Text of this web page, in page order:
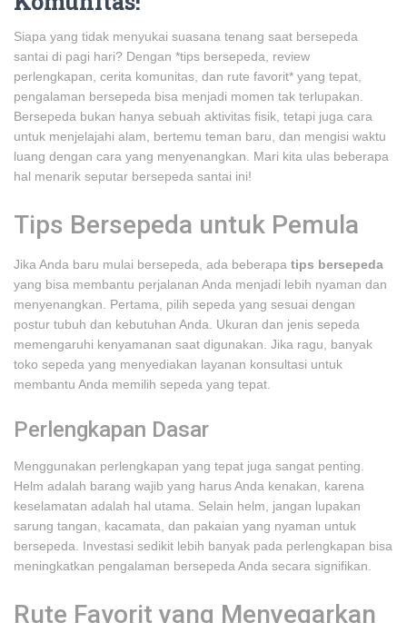
Siapa yang tidak menyukai suasana tenang saat bersepeda
santai di pagi hari? Dengan *tips bersepeda, review
perlengkapan, cerita komunitas, dan rute favorit* yang tepat,
pengalaman bersepeda bisa menjadi momen tak terlupakan.
Bersepeda bukan hanya sebuah aktivitas fisik, tetapi juga cara
untuk menjelajahi alam, bertemu teman baru, dan mengisi waktu
luang dengan cara yang menyenangkan. Mari kita ulas beberapa
hal menarik seputar bersepeda santai ini!
Tips Bersepeda untuk Pemula
Jika Anda baru mulai bersepeda, ada beberapa tips bersepeda
yang bisa membantu perjalanan Anda menjadi lebih nyaman dan
menyenangkan. Pertama, pilih sepeda yang sesuai dengan
postur tubuh dan kebutuhan Anda. Ukuran dan jenis sepeda
memengaruhi kenyamanan saat digunakan. Jika ragu, banyak
toko sepeda yang menyediakan layanan konsultasi untuk
membantu Anda memilih sepeda yang tepat.
Perlengkapan Dasar
Menggunakan perlengkapan yang tepat juga sangat penting.
Helm adalah barang wajib yang harus Anda kenakan, karena
keselamatan adalah hal utama. Selain helm, jangan lupakan
sarung tangan, kacamata, dan pakaian yang nyaman untuk
bersepeda. Investasi sedikit lebih banyak pada perlengkapan bisa
meningkatkan pengalaman bersepeda Anda secara signifikan.
Rute Favorit yang Menyegarkan